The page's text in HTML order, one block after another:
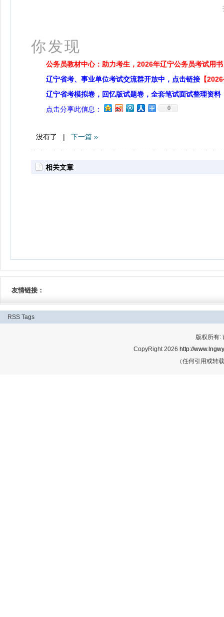
你发现
公务员教材中心：助力考生，2026年辽宁公务员考试用书
辽宁省考、事业单位考试交流群开放中，点击链接 【
辽宁省考模拟卷，回忆版试题卷，全套笔试面试整理资料
点击分享此信息：
0
没有了 | 下一篇 »
相关文章
友情链接：
RSS Tags
版权所有:
CopyRight 2026 http://
（任何引用或转